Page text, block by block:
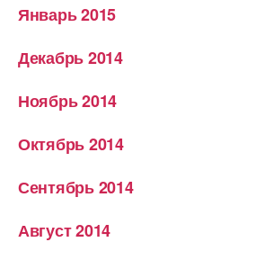
Январь 2015
Декабрь 2014
Ноябрь 2014
Октябрь 2014
Сентябрь 2014
Август 2014